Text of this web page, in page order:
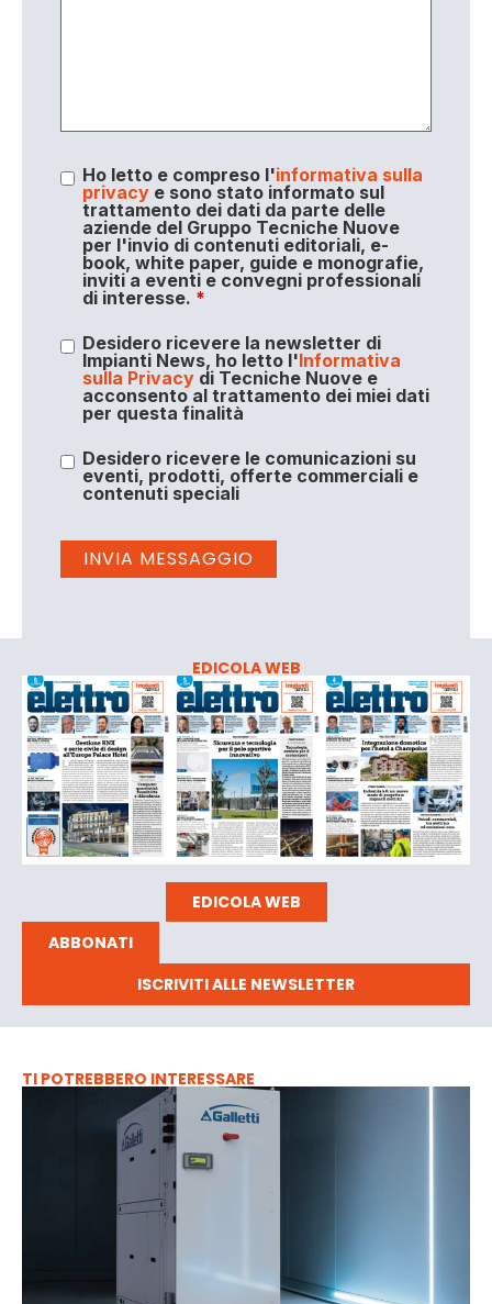
Ho letto e compreso l'informativa sulla
privacye sono stato informato sul
trattamento dei dati da parte delle
aziende del Gruppo Tecniche Nuove
per l'invio di contenuti editoriali, e-
book, white paper, guide e monografie,
inviti a eventi e convegni professionali
di interesse. *
Desidero ricevere la newsletter di
Impianti News, ho letto l'Informativa
sulla Privacydi Tecniche Nuove e
acconsento al trattamento dei miei dati
per questa finalità
Desidero ricevere le comunicazioni su
eventi, prodotti, offerte commerciali e
contenuti speciali
EDICOLA WEB
EDICOLA WEB
ABBONATI
ISCRIVITI ALLE NEWSLETTER
TI POTREBBERO INTERESSARE